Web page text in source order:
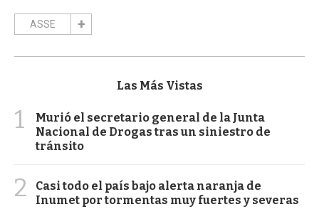
ASSE
Las Más Vistas
1
Murió el secretario general de la Junta
Nacional de Drogas tras un siniestro de
tránsito
2
Casi todo el país bajo alerta naranja de
Inumet por tormentas muy fuertes y severas